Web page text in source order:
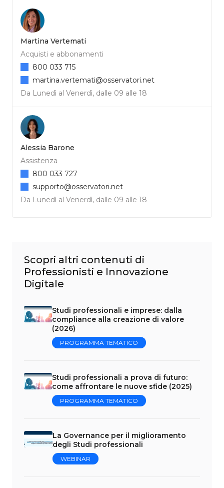
Martina Vertemati
Acquisti e abbonamenti
Da Lunedì al Venerdì, dalle 09 alle 18
800 033 715
martina.vertemati@osservatori.net
Alessia Barone
Assistenza
Da Lunedì al Venerdì, dalle 09 alle 18
800 033 727
supporto@osservatori.net
Scopri altri contenuti di
Professionisti e Innovazione
Digitale
Studi professionali e imprese: dalla
compliance alla creazione di valore
(2026)
PROGRAMMA TEMATICO
Studi professionali a prova di futuro:
come affrontare le nuove sfide (2025)
PROGRAMMA TEMATICO
La Governance per il miglioramento
degli Studi professionali
WEBINAR